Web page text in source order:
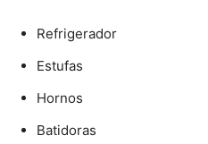
Refrigerador
Estufas
Hornos
Batidoras